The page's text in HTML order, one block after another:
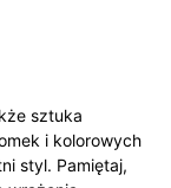
sztuka
i kolorowych
styl. Pamiętaj,